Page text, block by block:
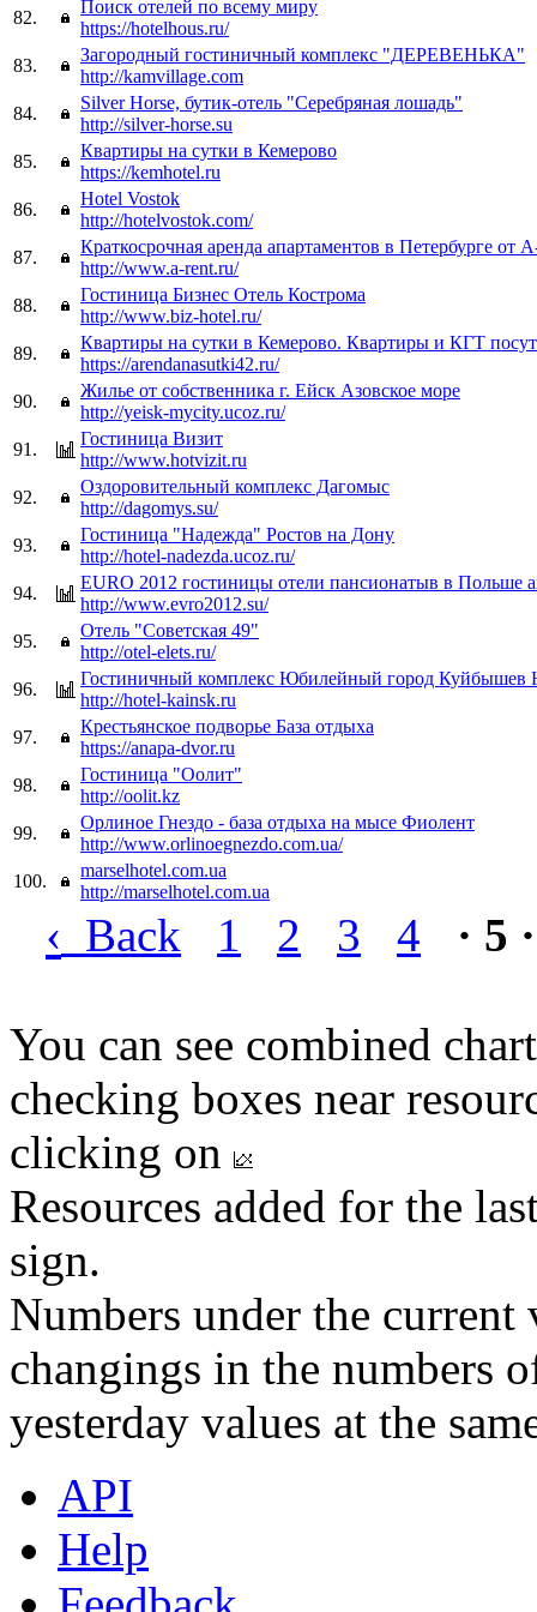
82.
Поиск отелей по всему миру
https://hotelhous.ru/
83.
Загородный гостиничный комплекс "ДЕРЕВЕНЬКА"
http://kamvillage.com
84.
Silver Horse, бутик-отель "Серебряная лошадь"
http://silver-horse.su
85.
Квартиры на сутки в Кемерово
https://kemhotel.ru
86.
Hotel Vostok
http://hotelvostok.com/
87.
Краткосрочная аренда апартаментов в Петербурге от
http://www.a-rent.ru/
88.
Гостиница Бизнес Отель Кострома
http://www.biz-hotel.ru/
89.
Квартиры на сутки в Кемерово. Квартиры и КГТ
https://arendanasutki42.ru/
90.
Жилье от собственника г. Ейск Азовское море
http://yeisk-mycity.ucoz.ru/
91.
Гостиница Визит
http://www.hotvizit.ru
92.
Оздоровительный комплекс Дагомыс
http://dagomys.su/
93.
Гостиница "Надежда" Ростов на Дону
http://hotel-nadezda.ucoz.ru/
94.
EURO 2012 гостиницы отели пансионатыв в Польше
http://www.evro2012.su/
95.
Отель "Советская 49"
http://otel-elets.ru/
96.
Гостиничный комплекс Юбилейный город
http://hotel-kainsk.ru
97.
Крестьянское подворье База отдыха
https://anapa-dvor.ru
98.
Гостиница "Оолит"
http://oolit.kz
99.
Орлиное Гнездо - база отдыха на мысе Фиолент
http://www.orlinoegnezdo.com.ua/
100.
marselhotel.com.ua
http://marselhotel.com.ua
‹ Back 1 2 3 4 · 5 ·
You can see combined
checking boxes near
clicking on
Resources added for the
sign.
Numbers under the
changings in the numbers
yesterday values at the
API
Help